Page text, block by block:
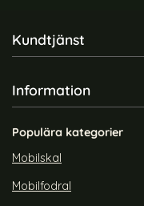
Sidfot Blandad
Kundtjänst
Information
Populära kategorier
Mobilskal
Mobilfodral